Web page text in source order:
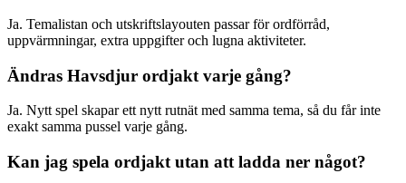
Ja. Temalistan och utskriftslayouten passar för ordförråd,
uppvärmningar, extra uppgifter och lugna aktiviteter.
Ändras Havsdjur ordjakt varje gång?
Ja. Nytt spel skapar ett nytt rutnät med samma tema, så du får inte
exakt samma pussel varje gång.
Kan jag spela ordjakt utan att ladda ner något?